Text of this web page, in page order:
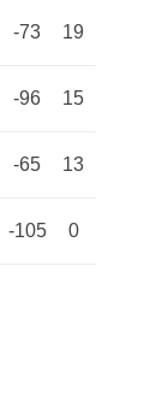
-73 19
-96 15
-65 13
-105 0